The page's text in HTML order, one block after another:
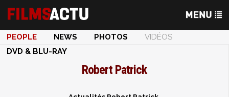
PEOPLE NEWS PHOTOS
VIDÉOS
DVD & BLU-RAY
Robert Patrick